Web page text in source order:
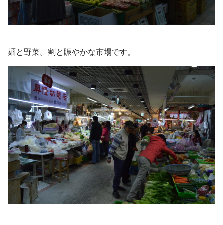
麺と野菜。割と賑やかな市場です。